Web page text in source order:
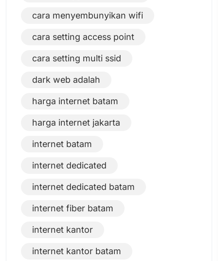
cara menyembunyikan wifi
cara setting access point
cara setting multi ssid
dark web adalah
harga internet batam
harga internet jakarta
internet batam
internet dedicated
internet dedicated batam
internet fiber batam
internet kantor
internet kantor batam